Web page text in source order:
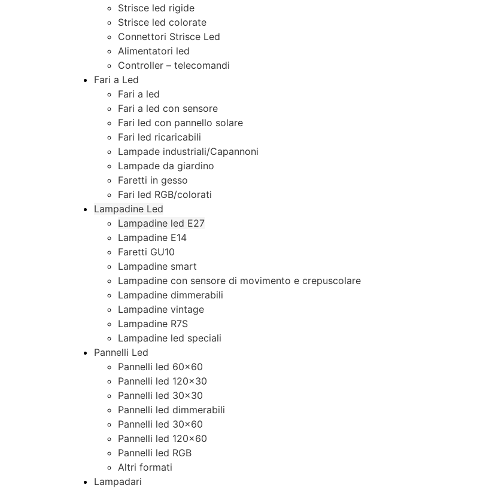
Strisce led rigide
Strisce led colorate
Connettori Strisce Led
Alimentatori led
Controller – telecomandi
Fari a Led
Fari a led
Fari a led con sensore
Fari led con pannello solare
Fari led ricaricabili
Lampade industriali/Capannoni
Lampade da giardino
Faretti in gesso
Fari led RGB/colorati
Lampadine Led
Lampadine led E27
Lampadine E14
Faretti GU10
Lampadine smart
Lampadine con sensore di movimento e crepuscolare
Lampadine dimmerabili
Lampadine vintage
Lampadine R7S
Lampadine led speciali
Pannelli Led
Pannelli led 60×60
Pannelli led 120×30
Pannelli led 30×30
Pannelli led dimmerabili
Pannelli led 30×60
Pannelli led 120×60
Pannelli led RGB
Altri formati
Lampadari